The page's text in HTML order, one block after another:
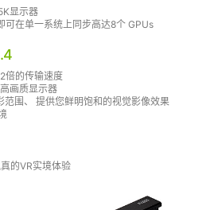
显示器
在单一系统上同步高达8个 GPUs
倍的传输速度
画质显示器
围、 提供您鲜明饱和的视觉影像效果
的VR实境体验